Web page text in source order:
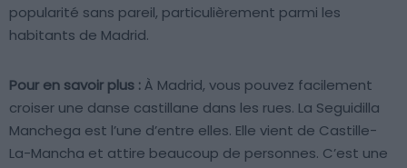
popularité sans pareil, particulièrement parmi les
habitants de Madrid.
Pour en savoir plus :À Madrid, vous pouvez facilement
croiser une danse castillane dans les rues. La Seguidilla
Manchega est l’une d’entre elles. Elle vient de Castille-
La-Mancha et attire beaucoup de personnes. C’est une